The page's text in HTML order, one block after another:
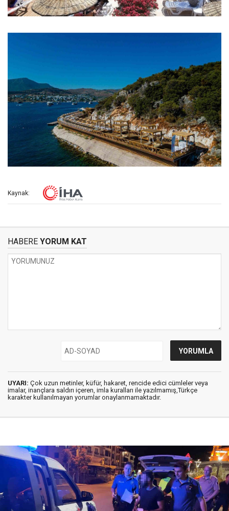
Kaynak:
HABERE YORUM KAT
UYARI: Çok uzun metinler, küfür, hakaret, rencide edici cümleler veya
imalar, inançlara saldırı içeren, imla kuralları ile yazılmamış,Türkçe
karakter kullanılmayan yorumlar onaylanmamaktadır.